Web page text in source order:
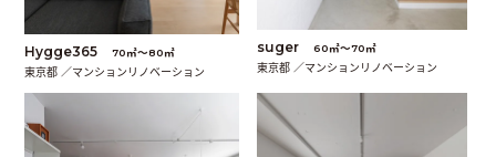
Hygge365 70㎡〜80㎡
東京都 ／マンションリノベーション
suger 60㎡〜70㎡
東京都 ／マンションリノベーション